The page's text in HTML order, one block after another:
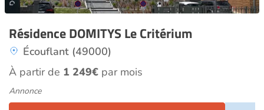
Résidence DOMITYS Le Critérium
Écouflant (49000)
À partir de 1 249€ par mois
Annonce